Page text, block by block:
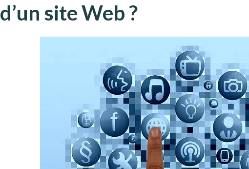
d’un site Web ?